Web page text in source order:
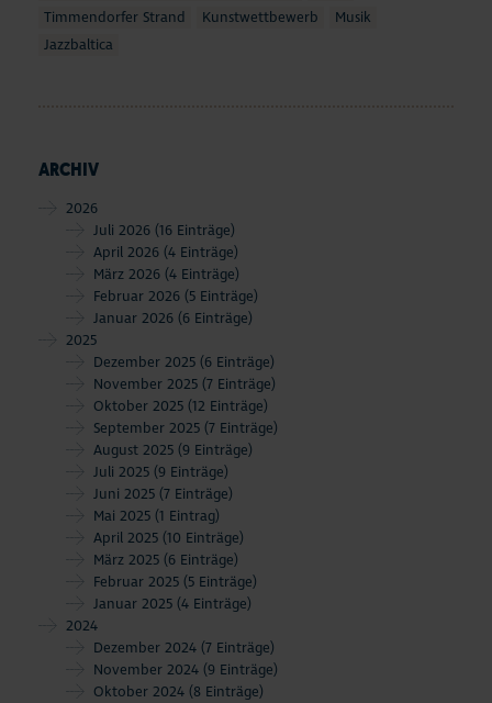
Timmendorfer Strand
Kunstwettbewerb
Musik
Jazzbaltica
ARCHIV
2026
Juli 2026 (16 Einträge)
April 2026 (4 Einträge)
März 2026 (4 Einträge)
Februar 2026 (5 Einträge)
Januar 2026 (6 Einträge)
2025
Dezember 2025 (6 Einträge)
November 2025 (7 Einträge)
Oktober 2025 (12 Einträge)
September 2025 (7 Einträge)
August 2025 (9 Einträge)
Juli 2025 (9 Einträge)
Juni 2025 (7 Einträge)
Mai 2025 (1 Eintrag)
April 2025 (10 Einträge)
März 2025 (6 Einträge)
Februar 2025 (5 Einträge)
Januar 2025 (4 Einträge)
2024
Dezember 2024 (7 Einträge)
November 2024 (9 Einträge)
Oktober 2024 (8 Einträge)